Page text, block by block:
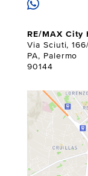
RE/MAX City
Via Sciuti,
PA, Palermo
90144